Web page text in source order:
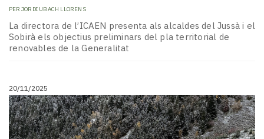
PER JORDI UBACH LLORENS
La directora de l’ICAEN presenta als alcaldes del Jussà i el
Sobirà els objectius preliminars del pla territorial de
renovables de la Generalitat
20/11/2025